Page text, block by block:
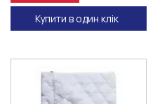
Купити в один клік